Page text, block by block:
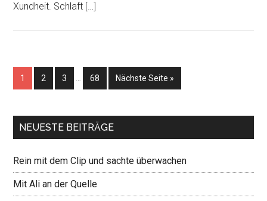
Xundheit. Schlaft […]
1 2 3 68 Nächste Seite »
NEUESTE BEITRÄGE
Rein mit dem Clip und sachte überwachen
Mit Ali an der Quelle